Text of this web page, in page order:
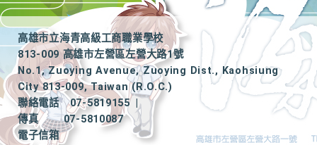
高雄市立海青高級工商職業學校
813-009 高雄市左營區左營大路1號
No.1, Zuoying Avenue, Zuoying Dist., Kaohsiung
City 813-009, Taiwan (R.O.C.)
聯絡電話
07-5819155
|
傳真
07-5810087
電子信箱